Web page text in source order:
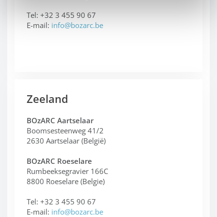
Tel: +32 3 455 90 67
E-mail: info@bozarc.be
Zeeland
BOzARC Aartselaar
Boomsesteenweg 41/2
2630 Aartselaar (België)
BOzARC Roeselare
Rumbeeksegravier 166C
8800 Roeselare (Belgie)
Tel: +32 3 455 90 67
E-mail: info@bozarc.be